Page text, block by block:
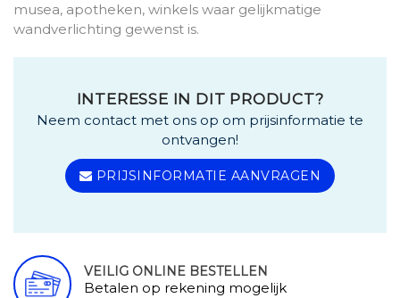
musea, apotheken, winkels waar gelijkmatige
wandverlichting gewenst is.
INTERESSE IN DIT PRODUCT?
Neem contact met ons op om prijsinformatie te
ontvangen!
PRIJSINFORMATIE AANVRAGEN
VEILIG ONLINE BESTELLEN
Betalen op rekening mogelijk